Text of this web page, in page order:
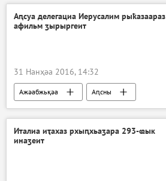
Аԥсуа делегациа Иерусалим рыҟазаараз
афильм ӡырыргеит
31 Нанҳәа 2016, 14:32
Ажәабжьқәа Аԥсны
Италиа иҭахаз рхыԥхьаӡара 293-ҩык
инаӡеит